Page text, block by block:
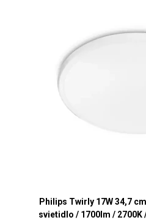
Philips Twirly 17W 34,7
svietidlo / 1700lm / 2700K